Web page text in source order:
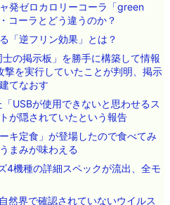
発ゼロカロリーコーラ「green
コーラとどう違うのか？
「逆フリン効果」とは？
の掲示板」を勝手に構築して情報
を実行していたことが判明、掲示
てなおす
USBが使用できないと思わせるス
が隠されていたという報告
キ定食」が登場したので食べてみ
まみが味わえる
4機種の詳細スペックが流出、全モ
然界で確認されていないウイルス